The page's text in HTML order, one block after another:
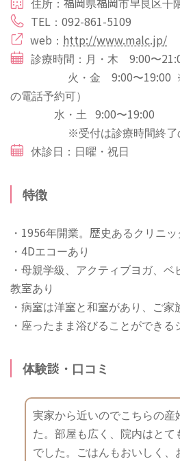
TEL：092-861-5109
web： http://www.malc.jp/
診療時間：月・木 9:00〜
火・金 9:00〜19:00 ※午
の電話予約可）
水・土 9:00〜19:00
※受付は診療時間終了の
休診日：日曜・祝日
特徴
・1956年開業。歴史あるクリニッ
・4Dエコーあり
・母親学級、アクティブヨガ、
教室あり
・病室は洋室と和室があり、ご
・座ったまま浴びることができ
体験談・口コミ
実家から近いのでこちらの産
た。部屋も広く、院内はと
でした。ごはんもおいしく、